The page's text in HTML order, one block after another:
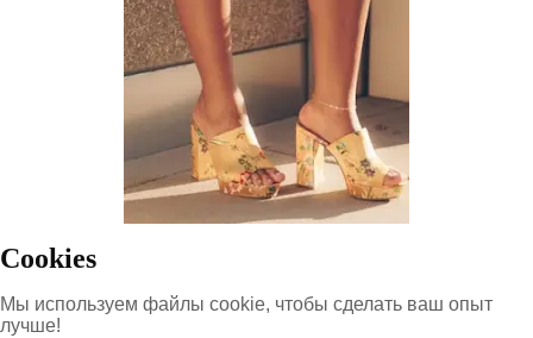
Cookies
Мы используем файлы cookie, чтобы сделать ваш опыт
лучше!
5GBd3MhHy3bg7OOBvXhJ
€
Размер Выберите размер